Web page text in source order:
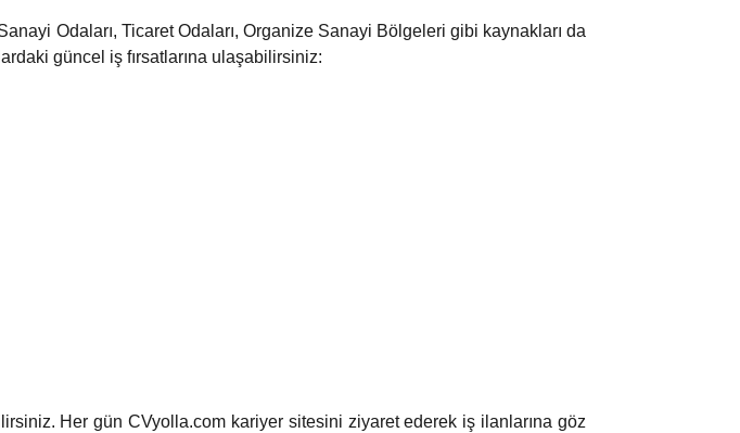
Odaları, Ticaret Odaları, Organize Sanayi Bölgeleri gibi kaynakları da
güncel iş fırsatlarına ulaşabilirsiniz:
Her gün CVyolla.com kariyer sitesini ziyaret ederek iş ilanlarına göz